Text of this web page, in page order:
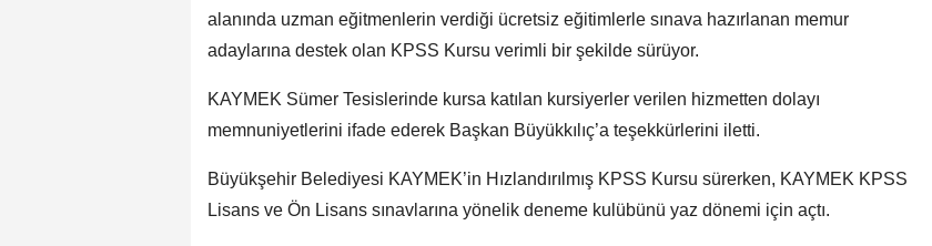
alanında uzman eğitmenlerin verdiği ücretsiz eğitimlerle sınava hazırlanan memur
adaylarına destek olan KPSS Kursu verimli bir şekilde sürüyor.
KAYMEK Sümer Tesislerinde kursa katılan kursiyerler verilen hizmetten dolayı
memnuniyetlerini ifade ederek Başkan Büyükkılıç’a teşekkürlerini iletti.
Büyükşehir Belediyesi KAYMEK’in Hızlandırılmış KPSS Kursu sürerken, KAYMEK KPSS
Lisans ve Ön Lisans sınavlarına yönelik deneme kulübünü yaz dönemi için açtı.